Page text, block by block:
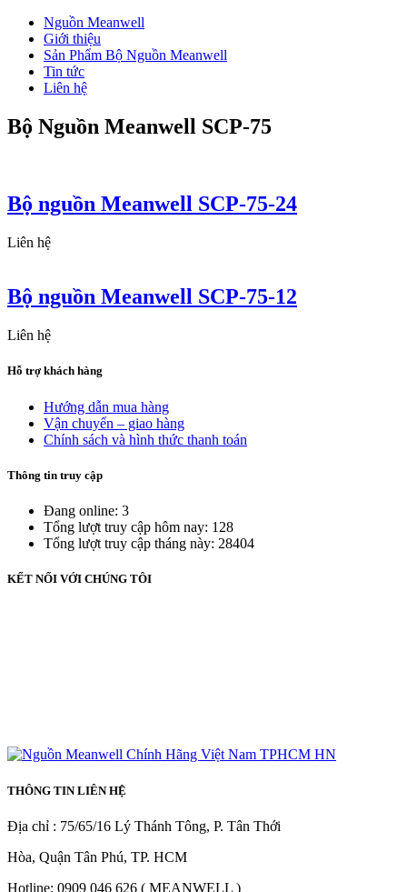
Nguồn Meanwell
Giới thiệu
Sản Phẩm Bộ Nguồn Meanwell
Tin tức
Liên hệ
Bộ Nguồn Meanwell SCP-75
Bộ nguồn Meanwell SCP-75-24
Liên hệ
Bộ nguồn Meanwell SCP-75-12
Liên hệ
Hỗ trợ khách hàng
Hướng dẫn mua hàng
Vận chuyển – giao hàng
Chính sách và hình thức thanh toán
Thông tin truy cập
Đang online: 3
Tổng lượt truy cập hôm nay: 128
Tổng lượt truy cập tháng này: 28404
KẾT NỐI VỚI CHÚNG TÔI
THÔNG TIN LIÊN HỆ
Địa chỉ : 75/65/16 Lý Thánh Tông, P. Tân Thới
Hòa, Quận Tân Phú, TP. HCM
Hotline: 0909 046 626 ( MEANWELL )